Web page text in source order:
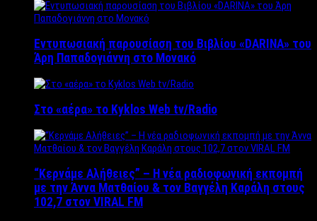
Εντυπωσιακή παρουσίαση του Βιβλίου «DARINA» του
Άρη Παπαδογιάννη στο Μονακό
Στο «αέρα» το Kyklos Web tv/Radio
“Kερνάμε Αλήθειες” – Η νέα ραδιοφωνική εκπομπή
με την Άννα Ματθαίου & τον Βαγγέλη Καράλη στους
102,7 στον VIRAL FM